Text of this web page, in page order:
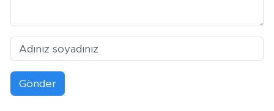
Gönder